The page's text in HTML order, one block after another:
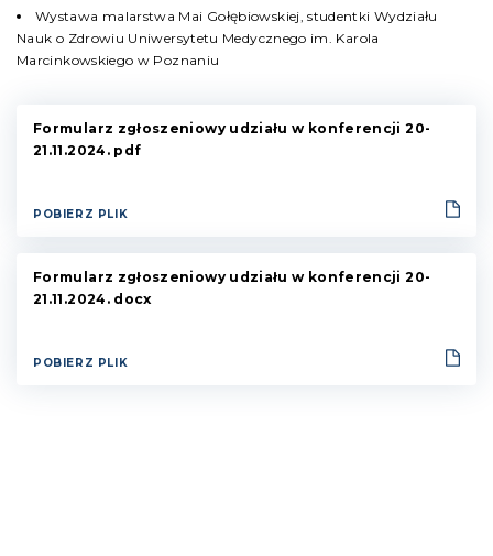
Wystawa malarstwa Mai Gołębiowskiej, studentki Wydziału
Nauk o Zdrowiu Uniwersytetu Medycznego im. Karola
Marcinkowskiego w Poznaniu
Formularz zgłoszeniowy udziału w konferencji 20-
21.11.2024. pdf
POBIERZ PLIK
Formularz zgłoszeniowy udziału w konferencji 20-
21.11.2024. docx
POBIERZ PLIK